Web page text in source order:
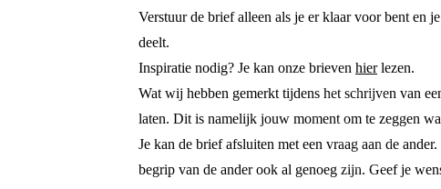
Verstuur de brief alleen als je er klaar voor bent en
deelt.
Inspiratie nodig? Je kan onze brieven hierlezen.
Wat wij hebben gemerkt tijdens het schrijven van
laten. Dit is namelijk jouw moment om te zeggen
Je kan de brief afsluiten met een vraag aan de
begrip van de ander ook al genoeg zijn. Geef je